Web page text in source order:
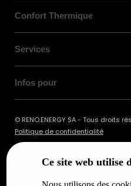
Ce site web utilise
Confort Thermique
Services
Infos pour
© RENO.ENERGY SA - Tous droits
Politique de confidentialité